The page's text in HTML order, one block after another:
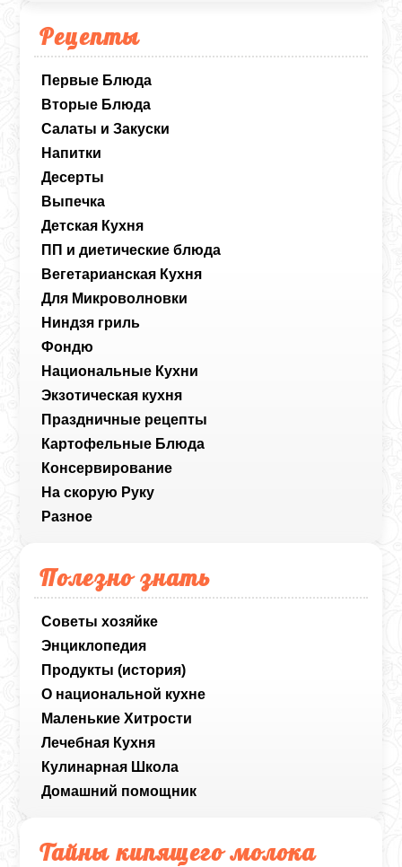
Рецепты
Первые Блюда
Вторые Блюда
Салаты и Закуски
Напитки
Десерты
Выпечка
Детская Кухня
ПП и диетические блюда
Вегетарианская Кухня
Для Микроволновки
Ниндзя гриль
Фондю
Национальные Кухни
Экзотическая кухня
Праздничные рецепты
Картофельные Блюда
Консервирование
На скорую Руку
Разное
Полезно знать
Советы хозяйке
Энциклопедия
Продукты (история)
О национальной кухне
Маленькие Хитрости
Лечебная Кухня
Кулинарная Школа
Домашний помощник
Тайны кипящего молока